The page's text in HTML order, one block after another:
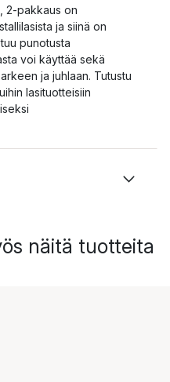
2-pakkaus on
ja siinä on
punotusta
voi käyttää sekä
ja juhlaan. Tutustu
lasituotteisiin
näitä tuotteita